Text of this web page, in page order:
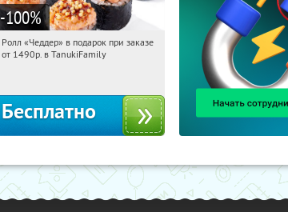
-100%
14:36:52 Получили:108
Ролл «Чеддер» в подарок при заказе
от 1490р. в TanukiFamily
Бесплатно